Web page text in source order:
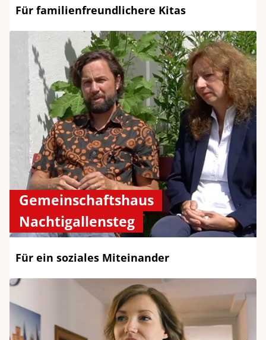
Für familienfreundlichere Kitas
Gemeinschaftshaus
Nachtigallensteg
Für ein soziales Miteinander